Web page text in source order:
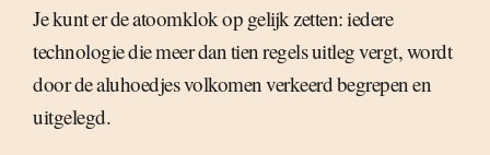
Je kunt er de atoomklok op gelijk zetten: iedere
technologie die meer dan tien regels uitleg vergt, wordt
door de aluhoedjes volkomen verkeerd begrepen en
uitgelegd.